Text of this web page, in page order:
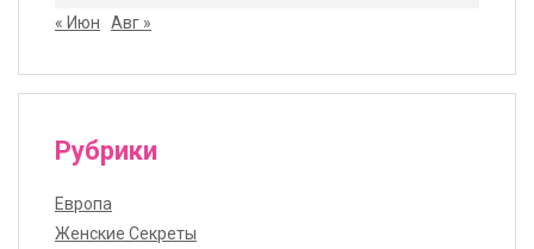
« Июн
Авг »
Рубрики
Европа
Женские Секреты